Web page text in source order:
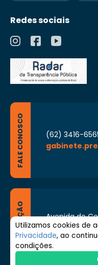
Redes sociais
FALE CONOSCO
(62) 3416-
LOCALIZAÇÃO
Avenida do
Goiânia -
Segunda à Sexta
Utilizamos cookies de
Privacidade, ao
condições.